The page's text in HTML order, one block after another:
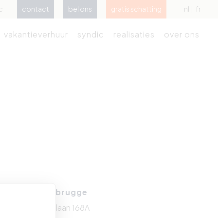
contact bel ons gratis schatting nl fr
vakantieverhuur syndic realisaties over ons
Zeebrugge
Kustlaan 168A